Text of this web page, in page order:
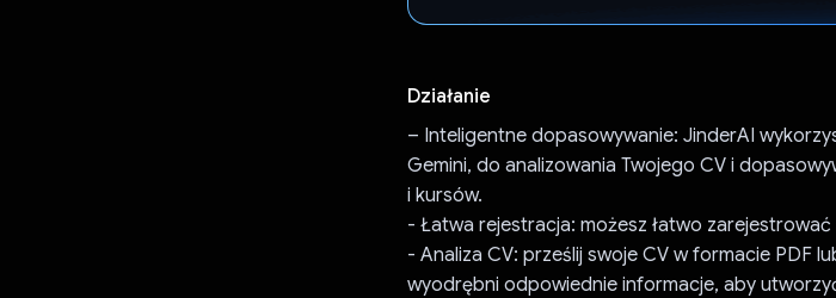
Działanie
– Inteligentne dopasowywanie: JinderAI
Gemini, do analizowania Twojego CV i
i kursów.
- Łatwa rejestracja: możesz łatwo
- Analiza CV: prześlij swoje CV w formacie PDF
wyodrębni odpowiednie informacje, aby